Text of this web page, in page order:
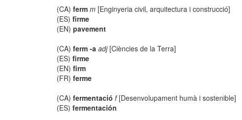
(CA)ferm m [Enginyeria civil, arquitectura i construcció]
(ES)firme
(EN)pavement
(CA)ferm -a adj[Ciències de la Terra]
(ES)firme
(EN)firm
(FR)ferme
(CA)fermentació f[Desenvolupament humà i sostenible]
(ES)fermentación